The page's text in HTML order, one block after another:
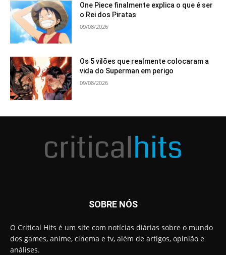
One Piece finalmente explica o que é ser
o Rei dos Piratas
09/08/2026
Os 5 vilões que realmente colocaram a
vida do Superman em perigo
09/08/2026
SOBRE NÓS
O Critical Hits é um site com notícias diárias sobre o mundo
dos games, anime, cinema e tv, além de artigos, opinião e
análises.